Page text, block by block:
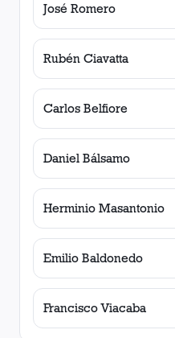
José Romero
Rubén Ciavatta
Carlos Belfiore
Daniel Bálsamo
Herminio Masantonio
Emilio Baldonedo
Francisco Viacaba